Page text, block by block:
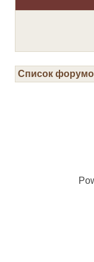
Список